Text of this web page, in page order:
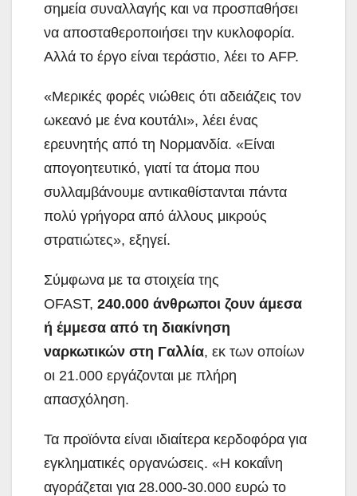
σημεία συναλλαγής και να προσπαθήσει
να αποσταθεροποιήσει την κυκλοφορία.
Αλλά το έργο είναι τεράστιο, λέει το AFP.
«Μερικές φορές νιώθεις ότι αδειάζεις τον
ωκεανό με ένα κουτάλι», λέει ένας
ερευνητής από τη Νορμανδία. «Είναι
απογοητευτικό, γιατί τα άτομα που
συλλαμβάνουμε αντικαθίστανται πάντα
πολύ γρήγορα από άλλους μικρούς
στρατιώτες», εξηγεί.
Σύμφωνα με τα στοιχεία της
OFAST, 240.000 άνθρωποι ζουν άμεσα
ή έμμεσα από τη διακίνηση
ναρκωτικών στη Γαλλία, εκ των οποίων
οι 21.000 εργάζονται με πλήρη
απασχόληση.
Τα προϊόντα είναι ιδιαίτερα κερδοφόρα για
εγκληματικές οργανώσεις. «Η κοκαΐνη
αγοράζεται για 28.000-30.000 ευρώ το